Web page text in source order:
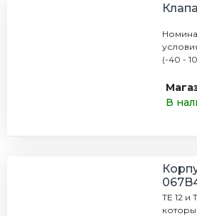
(-40 - 10
В
TE 12